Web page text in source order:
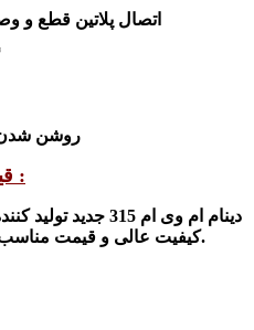
-اتصال پلاتین قطع و
-روشن شدن
قیمت دینام ام وی ام 315 جدید :
دینام ام وی ام 315
کیفیت عالی و قیمت مناسب با اطمینان از ام وی ام باز بخرید.